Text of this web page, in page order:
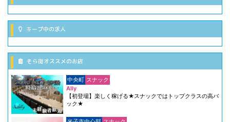
キープ中の求人
そら街オススメのお店
中央町 スナック
Ally
【初登場】楽しく稼げる★スナックではトップクラスの高バ
ック★